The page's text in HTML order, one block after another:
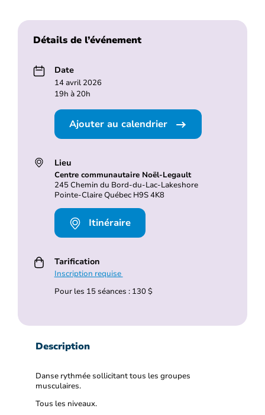
Détails de l’événement
Date
14 avril 2026
19h à 20h
Ajouter au calendrier
Lieu
Centre communautaire Noël-Legault
245 Chemin du Bord-du-Lac-Lakeshore
Pointe-Claire Québec H9S 4K8
Itinéraire
Tarification
Inscription requise
Pour les 15 séances : 130 $
Description
Danse rythmée sollicitant tous les groupes
musculaires.
Tous les niveaux.